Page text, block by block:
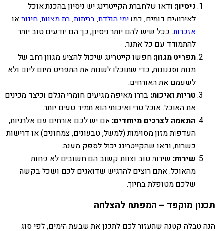
ניסיון: ודאו שלחברת הקייטרינג יש ניסיון בהכנת אוכל
לאירועים דומים, כמוימי הולדת,בריתות,בת מצוות,חינותאו
אזכרות. ככל שיש להם יותר ניסיון, כך הם יודעים טוב יותר
להתמודד עם כל אתגר.
תפריט מגוון: חפשו קייטרינג שיכול להציע מגוון רחב של
מנות וסגנונות, כדי שתוכלו לשנות את התפריט מיום ליום ולא
לשעמם את האורחים.
טריות ואיכות: בררו מאיפה מגיעים חומרי הגלם וכיצד מכינים
את האוכל. אוכל טרי ואיכותי הוא תמיד טעים יותר.
התאמה לצרכים מיוחדים: אם יש לכם אורחים עם אלרגיות,
העדפות מזון מסוימות (למשל, טבעונים, צמחונים) או דרישות
כשרות, ודאו שהקייטרינג יכול לספק מענה.
שירות: שירות טוב וצוות קשוב הם חשובים לא פחות
מהאוכל. אתם רוצים להרגיש שדואגים לכם ושכל בקשה
שלכם מטופלת בחיוך.
תכנון מוקפד – המפתח להצלחה
הנה טבלה קטנה שתעזור לכם לתכנן את שבעת הימים, לפי סוג